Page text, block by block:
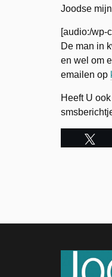
Joodse
[audio:/wp-
De man in
en wel om
emailen op
Heeft U